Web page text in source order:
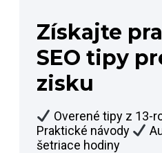
Získajte
SEO tipy
zisku
Overené tipy z 13-
Praktické návody
šetriace hodiny